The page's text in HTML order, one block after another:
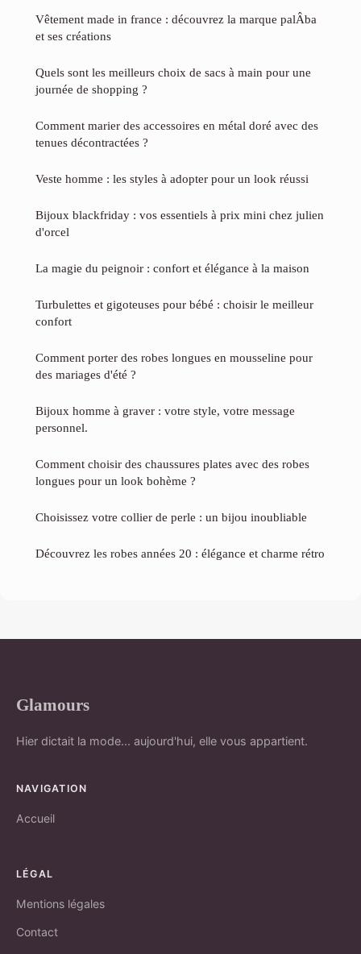
Vêtement made in france : découvrez la marque palÂba
et ses créations
Quels sont les meilleurs choix de sacs à main pour une
journée de shopping ?
Comment marier des accessoires en métal doré avec des
tenues décontractées ?
Veste homme : les styles à adopter pour un look réussi
Bijoux blackfriday : vos essentiels à prix mini chez julien
d'orcel
La magie du peignoir : confort et élégance à la maison
Turbulettes et gigoteuses pour bébé : choisir le meilleur
confort
Comment porter des robes longues en mousseline pour
des mariages d'été ?
Bijoux homme à graver : votre style, votre message
personnel.
Comment choisir des chaussures plates avec des robes
longues pour un look bohème ?
Choisissez votre collier de perle : un bijou inoubliable
Découvrez les robes années 20 : élégance et charme rétro
Glamours
Hier dictait la mode... aujourd'hui, elle vous appartient.
NAVIGATION
Accueil
LÉGAL
Mentions légales
Contact